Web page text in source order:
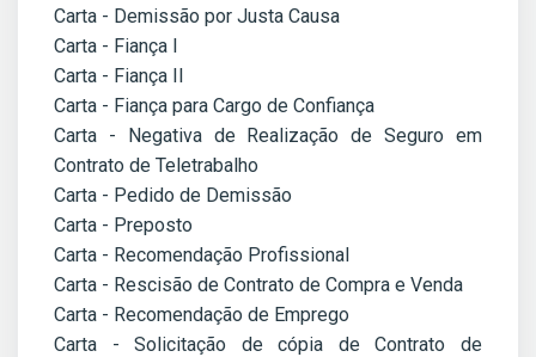
Carta - Demissão por Justa Causa
Carta - Fiança I
Carta - Fiança II
Carta - Fiança para Cargo de Confiança
Carta - Negativa de Realização de Seguro em
Contrato de Teletrabalho
Carta - Pedido de Demissão
Carta - Preposto
Carta - Recomendação Profissional
Carta - Rescisão de Contrato de Compra e Venda
Carta - Recomendação de Emprego
Carta - Solicitação de cópia de Contrato de